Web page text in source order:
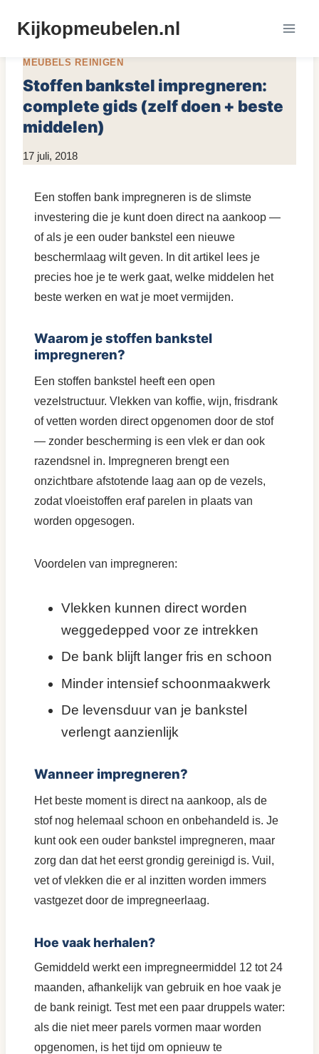
naarKijkopmeubelen.nl
MEUBELS REINIGEN
Stoffen bankstel impregneren:
complete gids (zelf doen + beste
middelen)
Door
17 juli, 2018
Een stoffen bank impregneren is de slimste
investering die je kunt doen direct na aankoop —
of als je een ouder bankstel een nieuwe
beschermlaag wilt geven. In dit artikel lees je
precies hoe je te werk gaat, welke middelen het
beste werken en wat je moet vermijden.
Waarom je stoffen bankstel
impregneren?
Een stoffen bankstel heeft een open
vezelstructuur. Vlekken van koffie, wijn, frisdrank
of vetten worden direct opgenomen door de stof
— zonder bescherming is een vlek er dan ook
razendsnel in. Impregneren brengt een
onzichtbare afstotende laag aan op de vezels,
zodat vloeistoffen eraf parelen in plaats van
worden opgesogen.
Voordelen van impregneren:
Vlekken kunnen direct worden
weggedepped voor ze intrekken
De bank blijft langer fris en schoon
Minder intensief schoonmaakwerk
De levensduur van je bankstel
verlengt aanzienlijk
Wanneer impregneren?
Het beste moment is direct na aankoop, als de
stof nog helemaal schoon en onbehandeld is. Je
kunt ook een ouder bankstel impregneren, maar
zorg dan dat het eerst grondig gereinigd is. Vuil,
vet of vlekken die er al inzitten worden immers
vastgezet door de impregneerlaag.
Hoe vaak herhalen?
Gemiddeld werkt een impregneermiddel 12 tot 24
maanden, afhankelijk van gebruik en hoe vaak je
de bank reinigt. Test met een paar druppels water:
als die niet meer parels vormen maar worden
opgenomen, is het tijd om opnieuw te